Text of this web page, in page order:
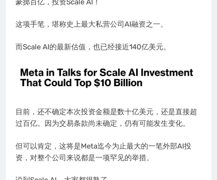
这项手笔，堪称史上最大私营公司AI融资之一。
而Scale AI的最新估值，也已经接近140亿美元。
目前，还不确定本次投资金额是数十亿美元，还是直接超
过百亿。因为交易条款尚未确定，仍有可能发生变化。
但可以肯定，这将是Meta迄今为止最大的一笔外部AI投
资，对整个公司来说都是一项罕见的举措。